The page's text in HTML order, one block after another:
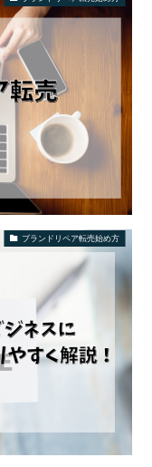
ブランドリペア転売始め方